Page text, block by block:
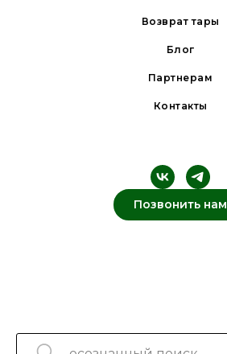
Возврат тары
Блог
Партнерам
Контакты
Позвонить нам